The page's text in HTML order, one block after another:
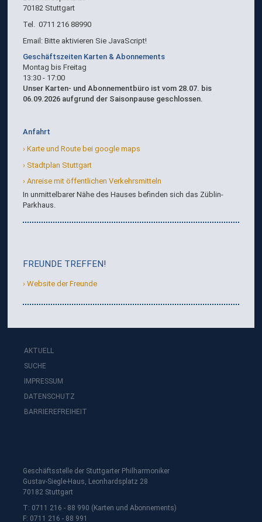
70182 Stuttgart
Tel. 0711 216 88990
Email: Bitte aktivieren Sie JavaScript!
Geschäftszeiten Karten & Abonnements
Montag bis Freitag
13:30 - 17:00
Unser Karten- und Abonnementbüro ist vom 28.07. bis
06.09.2026 aufgrund der Saisonpause geschlossen.
Anfahrt
Karte und Route bei google maps
Stadtplan Stuttgart
Anreise mit öffentlichen Verkehrsmitteln
In unmittelbarer Nähe des Hauses befinden sich das Züblin-
Parkhaus.
FREUNDE TREFFEN!
Website der Freunde
AKTUELL
SUCHE
IMPRESSUM
DATENSCHUTZ
BARRIEREFREIHEIT
Geschäftsstelle der Stuttgarter Philharmoniker
Gustav-Siegle-Haus, Leonhardsplatz 28
70182 Stuttgart
T: 0711 216 - 88 990 (Karten und Abonnements)
F: 0711 216 - 88 991